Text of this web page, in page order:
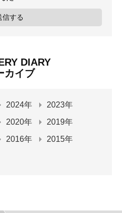
DIARY
カイブ
2024年
2023年
2020年
2019年
2016年
2015年